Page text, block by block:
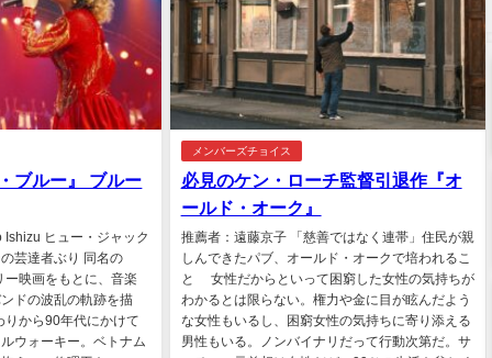
ブルー』 ブルー
ヒュー・ジャック
芸達者ぶり 同名の
映画をもとに、音楽
ドの波乱の軌跡を描
りから90年代にかけて
ウォーキー。ベトナム
メンバーズチョイス
必見のケン・ローチ監督引退作『オ
ールド・オーク』
推薦者：遠藤京子 「慈善ではなく連帯」住民が親
しんできたパブ、オールド・オークで培われるこ
と 女性だからといって困窮した女性の気持ちが
わかるとは限らない。権力や金に目が眩んだよう
な女性もいるし、困窮女性の気持ちに寄り添える
男性もいる。ノンバイナリだって行動次第だ。サ